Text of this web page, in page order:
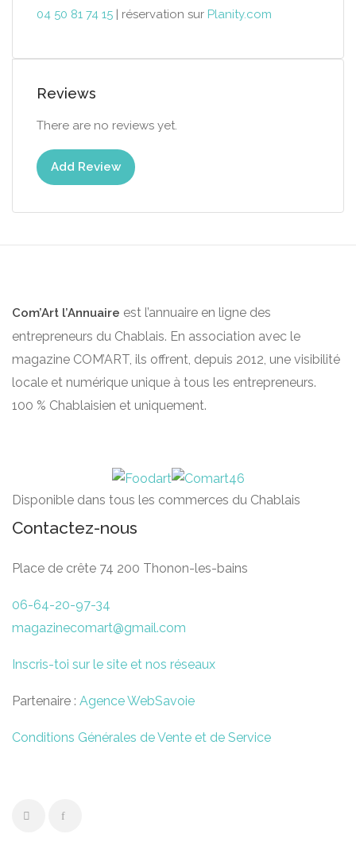
04 50 81 74 15 | réservation sur Planity.com
Reviews
There are no reviews yet.
Add Review
Com’Art l’Annuaire est l’annuaire en ligne des
entrepreneurs du Chablais. En association avec le
magazine COM’ART, ils offrent, depuis 2012, une visibilité
locale et numérique unique à tous les entrepreneurs.
100 % Chablaisien et uniquement.
Disponible dans tous les commerces du Chablais
Contactez-nous
Place de crête 74 200 Thonon-les-bains
06-64-20-97-34
magazinecomart@gmail.com
Inscris-toi sur le site et nos réseaux
Partenaire : Agence WebSavoie
Conditions Générales de Vente et de Service